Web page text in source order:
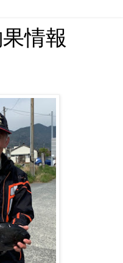
情報